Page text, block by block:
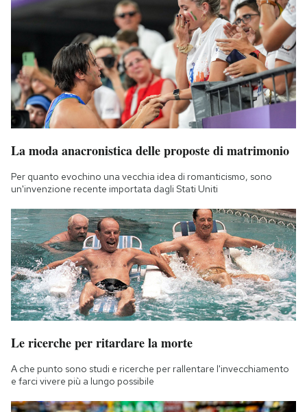
La moda anacronistica delle proposte di matrimonio
Per quanto evochino una vecchia idea di romanticismo, sono
un'invenzione recente importata dagli Stati Uniti
Le ricerche per ritardare la morte
A che punto sono studi e ricerche per rallentare l'invecchiamento
e farci vivere più a lungo possibile